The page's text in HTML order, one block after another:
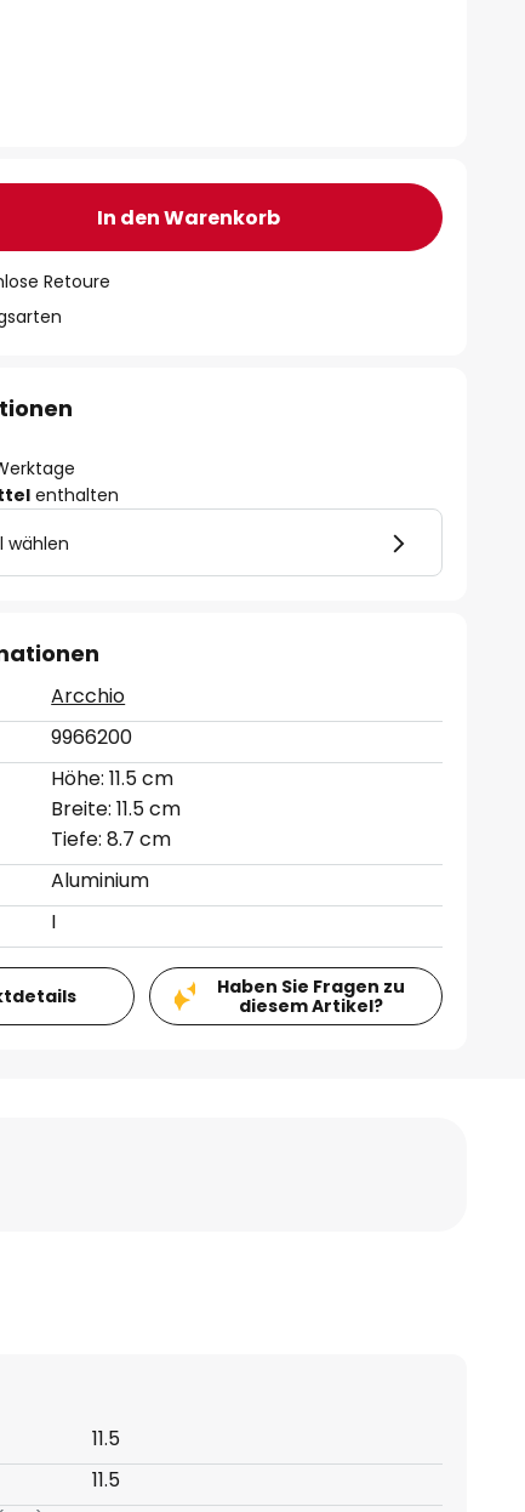
In den Warenkorb
Retoure
enthalten
wählen
Arcchio
9966200
Höhe: 11.5 cm
Breite: 11.5 cm
Tiefe: 8.7 cm
Aluminium
I
Haben Sie Fragen zu
diesem Artikel?
11.5
11.5